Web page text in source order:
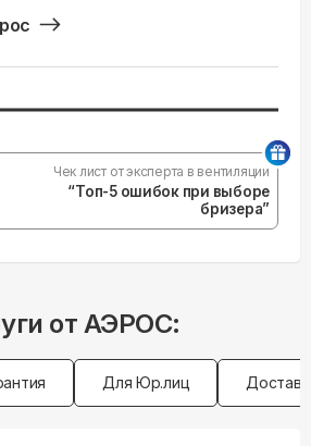
Чек лист от эксперта в вентиляции
“Топ-5 ошибок при выборе
бризера”
от АЭРОС:
Для Юр.лиц